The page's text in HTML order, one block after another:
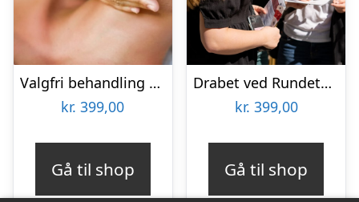
Valgfri behandling hos Lash Care
kr. 399,00
Gå til shop
Drabet ved Rundetårn med Solve a Mystery
kr. 399,00
Gå til shop